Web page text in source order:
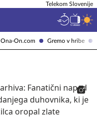
Ona-On.com Gremo v hribe
Telekom Slovenije